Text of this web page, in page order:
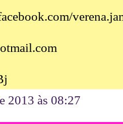
2013 às 08:27